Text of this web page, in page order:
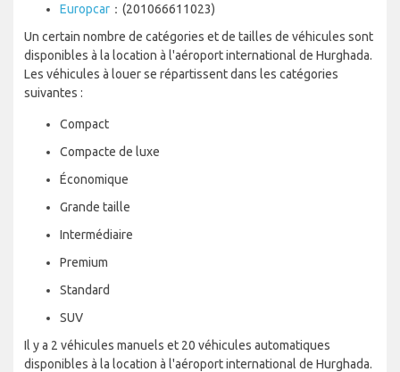
Europcar ：(201066611023)
Un certain nombre de catégories et de tailles de véhicules sont
disponibles à la location à l'aéroport international de Hurghada.
Les véhicules à louer se répartissent dans les catégories
suivantes :
Compact
Compacte de luxe
Économique
Grande taille
Intermédiaire
Premium
Standard
SUV
Il y a 2 véhicules manuels et 20 véhicules automatiques
disponibles à la location à l'aéroport international de Hurghada.